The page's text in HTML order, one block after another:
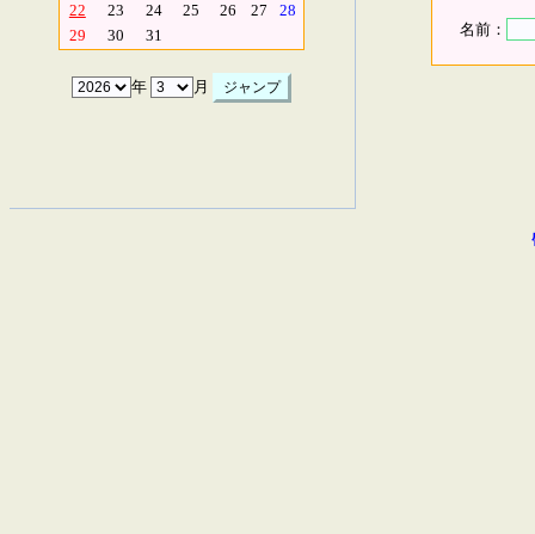
22
23 24 25 26 27
28
29
30 31
年 月
名前：